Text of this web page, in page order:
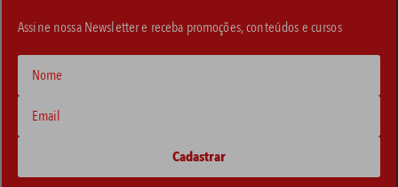
Assine nossa Newsletter e receba promoções, conteúdos e cursos